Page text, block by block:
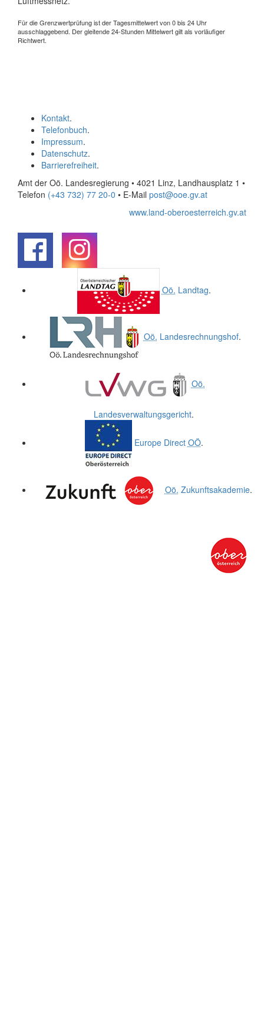
Für die Grenzwertprüfung ist der Tagesmittelwert von 0 bis 24 Uhr
ausschlaggebend. Der gleitende 24-Stunden Mittelwert gilt als vorläufiger
Richtwert.
Kontakt.
Telefonbuch.
Impressum.
Datenschutz.
Barrierefreiheit.
Amt der Oö. Landesregierung • 4021 Linz, Landhausplatz 1 •
Telefon (+43 732) 77 20-0 • E-Mail post@ooe.gv.at
www.land-oberoesterreich.gv.at
Oö. Landtag.
Oö. Landesrechnungshof.
Oö.
Landesverwaltungsgericht.
Europe Direct OÖ.
Oö. Zukunftsakademie.